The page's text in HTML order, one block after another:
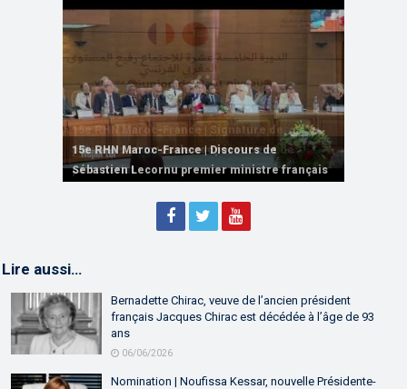
15e RHN Maroc-France | Signature de
plusieurs accords de coopération et de
partenariat
15e RHN Maroc-France | Discours de
Sébastien Lecornu premier ministre français
15e Réunion de Haut Niveau Maroc-France |
Discours de M. Aziz Akhannouch
Lire aussi…
Bernadette Chirac, veuve de l’ancien président
français Jacques Chirac est décédée à l’âge de 93
ans
06/06/2026
Nomination | Noufissa Kessar, nouvelle Présidente-